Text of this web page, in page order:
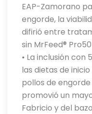
EAP-Zamorano
engorde, la
difirió entre
sin MrFeed® Pro50
• La inclusión con
las dietas de
pollos de engorde
promovió un
Fabricio y del